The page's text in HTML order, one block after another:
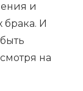
и
брака. И
на